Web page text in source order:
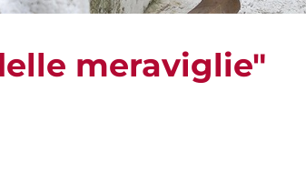
meraviglie"